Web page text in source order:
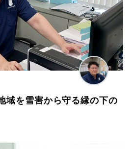
域を雪害から守る縁の下の